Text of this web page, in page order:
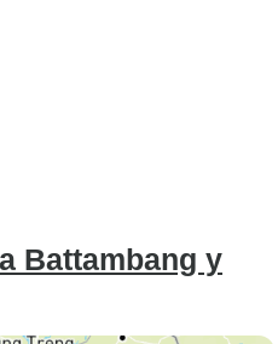
Battambang y